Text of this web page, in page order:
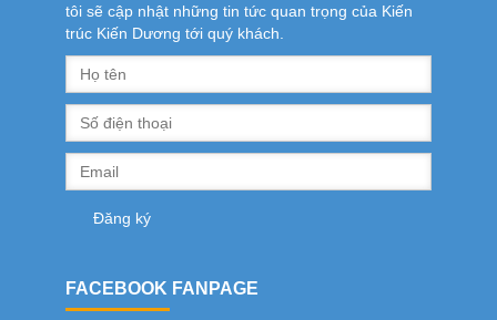
tôi sẽ cập nhật những tin tức quan trọng của Kiến
trúc Kiến Dương tới quý khách.
FACEBOOK FANPAGE